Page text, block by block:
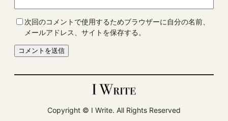
次回のコメントで使用するためブラウザーに自分の名前、
メールアドレス、サイトを保存する。
Copyright ©︎ I Write. All Rights Reserved